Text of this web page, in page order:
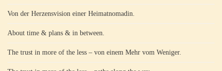
Von der Herzensvision einer Heimatnomadin.
About time & plans & in between.
The trust in more of the less – von einem Mehr vom Weniger.